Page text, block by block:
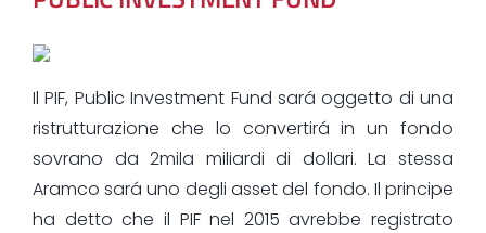
Il PIF, Public Investment Fund sará oggetto di una
ristrutturazione che lo convertirá in un fondo
sovrano da 2mila miliardi di dollari. La stessa
Aramco sará uno degli asset del fondo. Il principe
ha detto che il PIF nel 2015 avrebbe registrato